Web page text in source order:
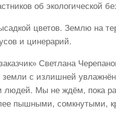
об экологической
цветов. Землю на
и цинерарий.
Светлана
с излишней
людей. Мы не ждём, пока
пышными, сомкнутыми,